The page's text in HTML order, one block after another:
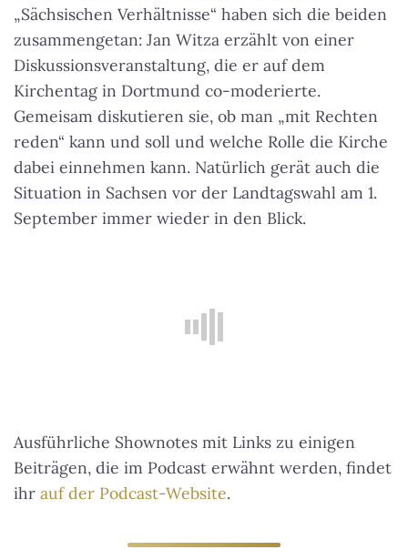
„Sächsischen Verhältnisse“ haben sich die beiden
zusammengetan: Jan Witza erzählt von einer
Diskussionsveranstaltung, die er auf dem
Kirchentag in Dortmund co-moderierte.
Gemeisam diskutieren sie, ob man „mit Rechten
reden“ kann und soll und welche Rolle die Kirche
dabei einnehmen kann. Natürlich gerät auch die
Situation in Sachsen vor der Landtagswahl am 1.
September immer wieder in den Blick.
Ausführliche Shownotes mit Links zu einigen
Beiträgen, die im Podcast erwähnt werden, findet
ihr auf der Podcast-Website.